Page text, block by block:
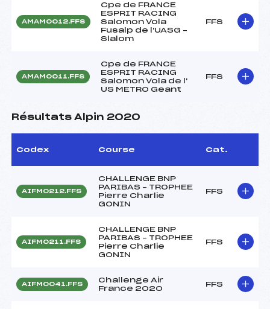
AMAM0012.FFS
Cpe de FRANCE
ESPRIT RACING
Salomon Vola
Fusalp de l'UASG –
Slalom
FFS
AMAM0011.FFS
Cpe de FRANCE
ESPRIT RACING
Salomon Vola de l'
US METRO Geant
FFS
Résultats Alpin 2020
Codex Course Cat.
AIFM0212.FFS
CHALLENGE BNP
PARIBAS – TROPHEE
Pierre Charlie
GONIN
FFS
AIFM0211.FFS
CHALLENGE BNP
PARIBAS – TROPHEE
Pierre Charlie
GONIN
FFS
AIFM0041.FFS
Challenge Air
France 2020
FFS